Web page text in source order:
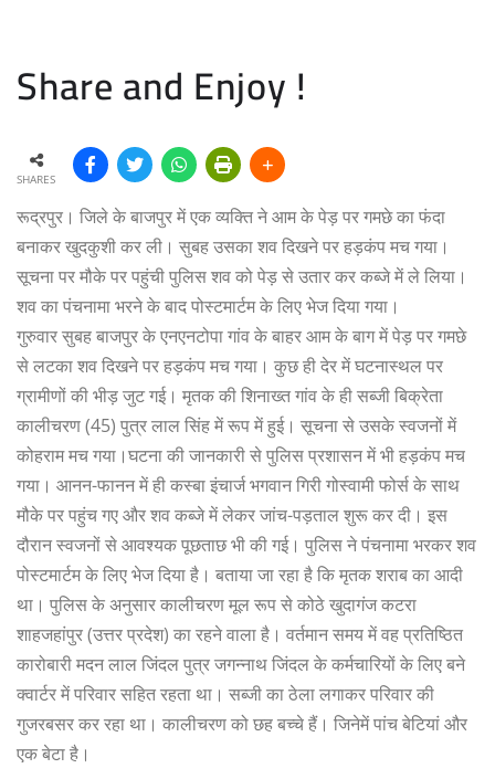
Share and Enjoy !
SHARES
रूद्रपुर। जिले के बाजपुर में एक व्यक्ति ने आम के पेड़ पर गमछे का फंदा
बनाकर खुदकुशी कर ली। सुबह उसका शव दिखने पर हड़कंप मच गया।
सूचना पर मौके पर पहुंची पुलिस शव को पेड़ से उतार कर कब्जे में ले लिया।
शव का पंचनामा भरने के बाद पोस्टमार्टम के लिए भेज दिया गया।
गुरुवार सुबह बाजपुर के एनएनटोपा गांव के बाहर आम के बाग में पेड़ पर गमछे
से लटका शव दिखने पर हड़कंप मच गया। कुछ ही देर में घटनास्थल पर
ग्रामीणों की भीड़ जुट गई। मृतक की शिनाख्त गांव के ही सब्जी बिक्रेता
कालीचरण (45) पुत्र लाल सिंह में रूप में हुई। सूचना से उसके स्वजनों में
कोहराम मच गया।घटना की जानकारी से पुलिस प्रशासन में भी हड़कंप मच
गया। आनन-फानन में ही कस्बा इंचार्ज भगवान गिरी गोस्वामी फोर्स के साथ
मौके पर पहुंच गए और शव कब्जे में लेकर जांच-पड़ताल शुरू कर दी। इस
दौरान स्वजनों से आवश्यक पूछताछ भी की गई। पुलिस ने पंचनामा भरकर शव
पोस्टमार्टम के लिए भेज दिया है। बताया जा रहा है कि मृतक शराब का आदी
था। पुलिस के अनुसार कालीचरण मूल रूप से कोठे खुदागंज कटरा
शाहजहांपुर (उत्तर प्रदेश) का रहने वाला है। वर्तमान समय में वह प्रतिष्ठित
कारोबारी मदन लाल जिंदल पुत्र जगन्नाथ जिंदल के कर्मचारियों के लिए बने
क्वार्टर में परिवार सहित रहता था। सब्जी का ठेला लगाकर परिवार की
गुजरबसर कर रहा था। कालीचरण को छह बच्चे हैं। जिनेमें पांच बेटियां और
एक बेटा है।